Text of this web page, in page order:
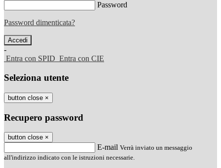
Password
Password dimenticata?
-
Entra con SPID Entra con CIE
Seleziona utente
button close ×
Recupero password
button close ×
E-mail Verrà inviato un messaggio
all'indirizzo indicato con le istruzioni necessarie.